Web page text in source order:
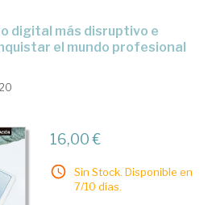
el mundo profesional
16,00 €
Sin Stock. Disponible en
7/10 días.